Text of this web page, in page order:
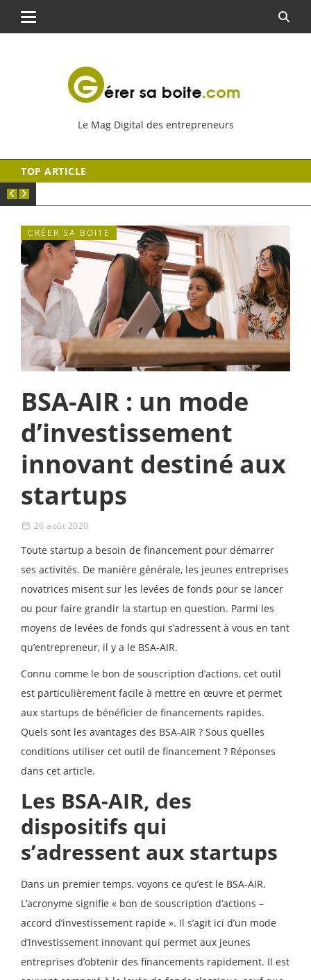
Le Mag Digital des entrepreneurs
TOP ARTICLE
CRÉER SA BOITE
BSA-AIR : un mode
d’investissement
innovant destiné aux
startups
26 août 2020
Toute startup a besoin de financement pour démarrer
ses activités. De manière générale, les jeunes entreprises
novatrices misent sur les levées de fonds pour se lancer
ou pour faire grandir la startup en question. Parmi les
moyens de levées de fonds qui s’adressent à vous en tant
qu’entrepreneur, il y a le BSA-AIR.
Connu comme le bon de souscription d’actions, cet outil
est particulièrement facile à mettre en œuvre et permet
aux startups de bénéficier de financements rapides.
Quels sont les avantages des BSA-AIR ? Sous quelles
conditions utiliser cet outil de financement ? Réponses
dans cet article.
Les BSA-AIR, des
dispositifs qui
s’adressent aux startups
Dans un premier temps, voyons ce qu’est le BSA-AIR.
L’acronyme signifie « bon de souscription d’actions –
accord d’investissement rapide ». Il s’agit ici d’un mode
d’investissement innovant qui permet aux jeunes
entreprises d’obtenir des financements rapidement. Il est